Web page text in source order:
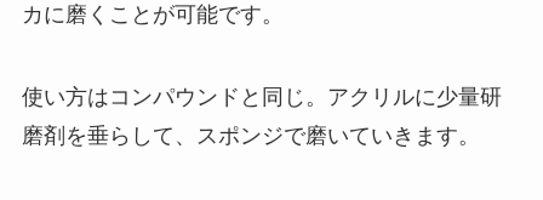
カに磨くことが可能です。
使い方はコンパウンドと同じ。アクリルに少量研
磨剤を垂らして、スポンジで磨いていきます。